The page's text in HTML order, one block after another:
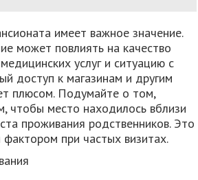
имеет важное значение.
может повлиять на качество
услуг и ситуацию с
доступ к магазинам и другим
плюсом. Подумайте о том,
чтобы место находилось вблизи
проживания родственников. Это
при частых визитах.